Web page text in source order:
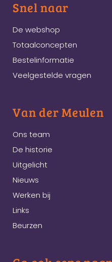
Snel naar
De webshop
Totaalconcepten
Bestelinformatie
Veelgestelde vragen
Van der Meulen
Ons team
De historie
Uitgelicht
Nieuws
Werken bij
Links
Beurzen